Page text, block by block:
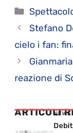
Categorie
Stefano
cielo i fan:
reazione di
ARTICOLINEWS